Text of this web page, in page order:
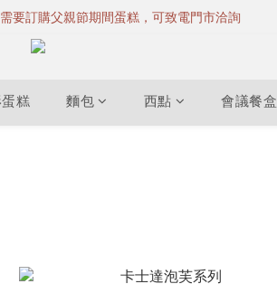
要訂購父親節期間蛋糕，可致電門市洽詢
糕 麵包 西點 會議餐盒